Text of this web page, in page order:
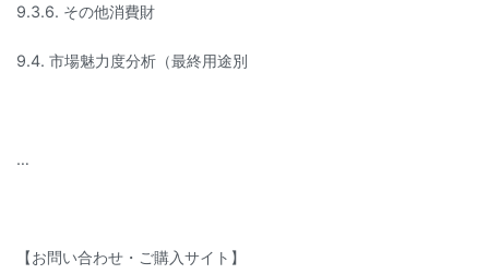
9.3.6. その他消費財
9.4. 市場魅力度分析（最終用途別
…
【お問い合わせ・ご購入サイト】